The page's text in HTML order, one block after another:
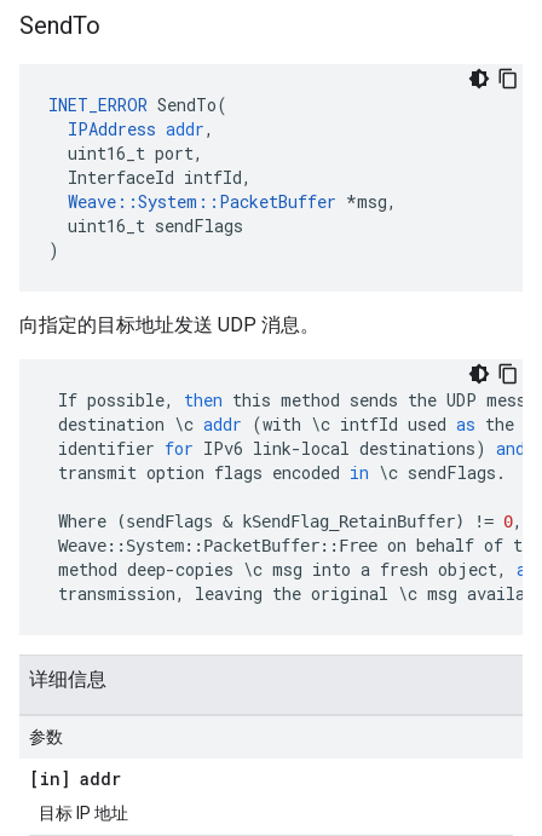
SendTo
INET_ERROR SendTo(
IPAddress addr,
uint16_t port,
InterfaceId intfId,
Weave ::System :: PacketBuffer *msg,
uint16_t sendFlags
)
向指定的目标地址发送 UDP 消息。
If possible, then this method sends the UDP
destination \c addr (with \c intfId used as the
identifier for IPv6 link-local destinations) and
transmit option flags encoded in \c sendFlags .
Where (sendFlags & kSendFlag_RetainBuffer) != 0,
Weave:: System:: PacketBuffer:: Free on behalf of the
method deep-copies \c msg into a fresh object,
transmission, leaving the original \c msg
详细信息
参数
[in] addr
目标 IP 地址